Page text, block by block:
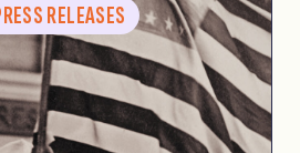
RELEASES